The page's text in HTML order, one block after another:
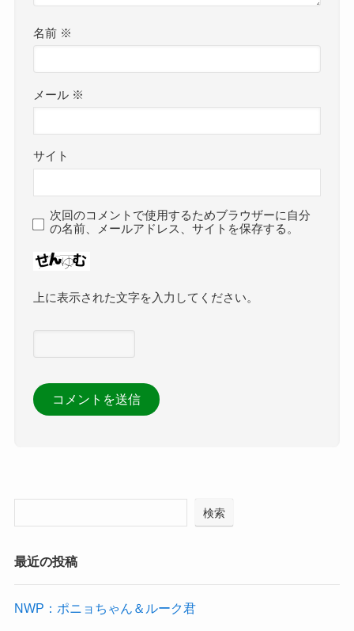
名前 ※
メール ※
サイト
次回のコメントで使用するためブラウザーに自分
の名前、メールアドレス、サイトを保存する。
上に表示された文字を入力してください。
検索
最近の投稿
NWP：ポニョちゃん＆ルーク君